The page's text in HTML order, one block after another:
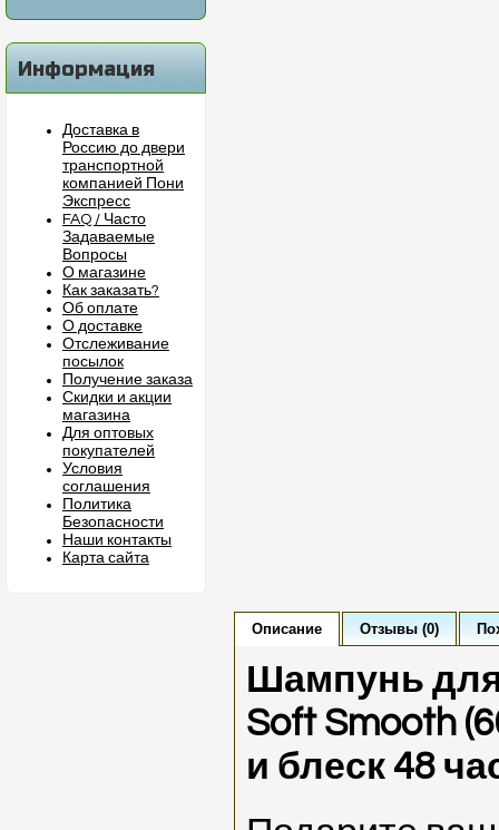
Информация
Доставка в
Россию до двери
транспортной
компанией Пони
Экспресс
FAQ / Часто
Задаваемые
Вопросы
О магазине
Как заказать?
Об оплате
О доставке
Отслеживание
посылок
Получение заказа
Скидки и акции
магазина
Для оптовых
покупателей
Условия
соглашения
Политика
Безопасности
Наши контакты
Карта сайта
Описание Отзывы (0)
Шампунь для
Soft Smooth
и блеск 48